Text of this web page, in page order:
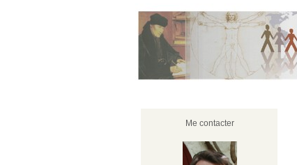
Me contacter